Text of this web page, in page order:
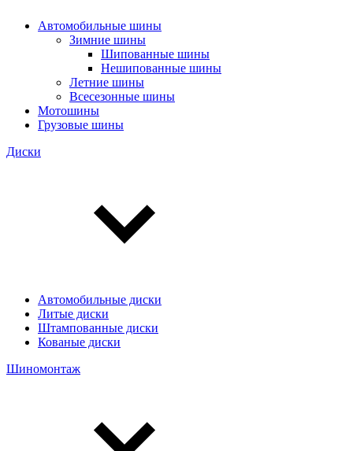
Автомобильные шины
Зимние шины
Шипованные шины
Нешипованные шины
Летние шины
Всесезонные шины
Мотошины
Грузовые шины
Диски
Автомобильные диски
Литые диски
Штампованные диски
Кованые диски
Шиномонтаж